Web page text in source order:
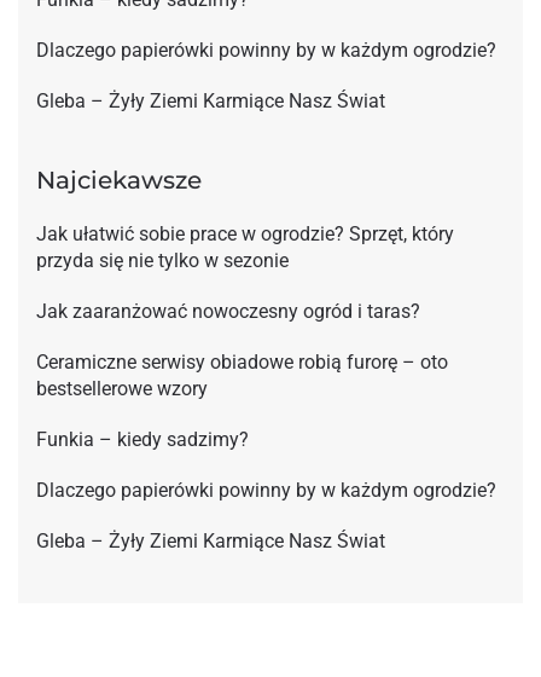
Dlaczego papierówki powinny by w każdym ogrodzie?
Gleba – Żyły Ziemi Karmiące Nasz Świat
Najciekawsze
Jak ułatwić sobie prace w ogrodzie? Sprzęt, który
przyda się nie tylko w sezonie
Jak zaaranżować nowoczesny ogród i taras?
Ceramiczne serwisy obiadowe robią furorę – oto
bestsellerowe wzory
Funkia – kiedy sadzimy?
Dlaczego papierówki powinny by w każdym ogrodzie?
Gleba – Żyły Ziemi Karmiące Nasz Świat